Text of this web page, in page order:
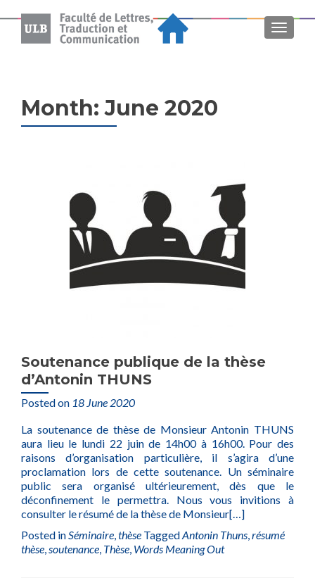
MENU
Month:June 2020
Soutenance publique de la thèse
d’Antonin THUNS
Posted on 18 June 2020
La soutenance de thèse de Monsieur Antonin THUNS
aura lieu le lundi 22 juin de 14h00 à 16h00. Pour des
raisons d’organisation particulière, il s’agira d’une
proclamation lors de cette soutenance. Un séminaire
public sera organisé ultérieurement, dès que le
déconfinement le permettra. Nous vous invitions à
consulter le résumé de la thèse de Monsieur[…]
Posted inSéminaire,thèse TaggedAntonin Thuns,résumé
thèse,soutenance, Thèse, Words Meaning Out